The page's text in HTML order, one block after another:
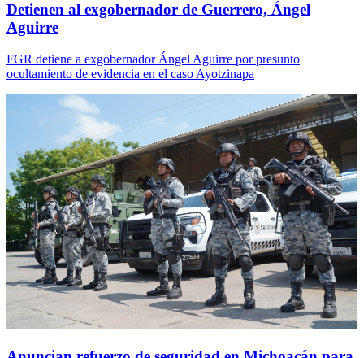
Detienen al exgobernador de Guerrero, Ángel
Aguirre
FGR detiene a exgobernador Ángel Aguirre por presunto
ocultamiento de evidencia en el caso Ayotzinapa